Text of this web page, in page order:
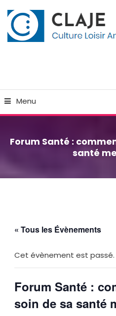
To
Content
Menu
Forum Santé :
santé
« Tous les Évènements
Cet évènement est passé.
Forum Santé :
soin de sa santé